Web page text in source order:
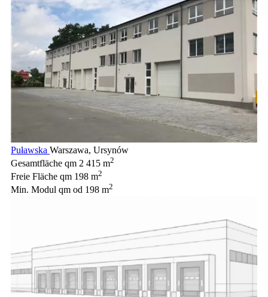
Puławska Warszawa, Ursynów
Gesamtfläche qm 2 415 m2
Freie Fläche qm 198 m2
Min. Modul qm od 198 m2